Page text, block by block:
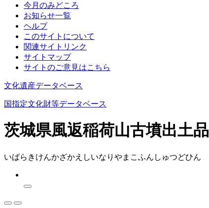
今月のみどころ
お知らせ一覧
ヘルプ
このサイトについて
関連サイトリンク
サイトマップ
サイトのご意見はこちら
文化遺産データベース
国指定文化財等データベース
茨城県風返稲荷山古墳出土品
いばらきけんかざかえしいなりやまこふんしゅつどひん